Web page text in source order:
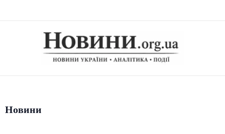
Новини